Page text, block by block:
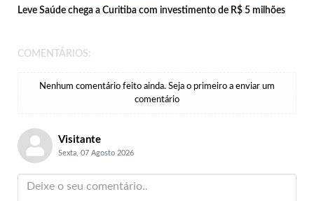
Leve Saúde chega a Curitiba com investimento de R$ 5 milhões
COMENTÁRIOS:
Nenhum comentário feito ainda. Seja o primeiro a enviar um
comentário
Visitante
Sexta, 07 Agosto 2026